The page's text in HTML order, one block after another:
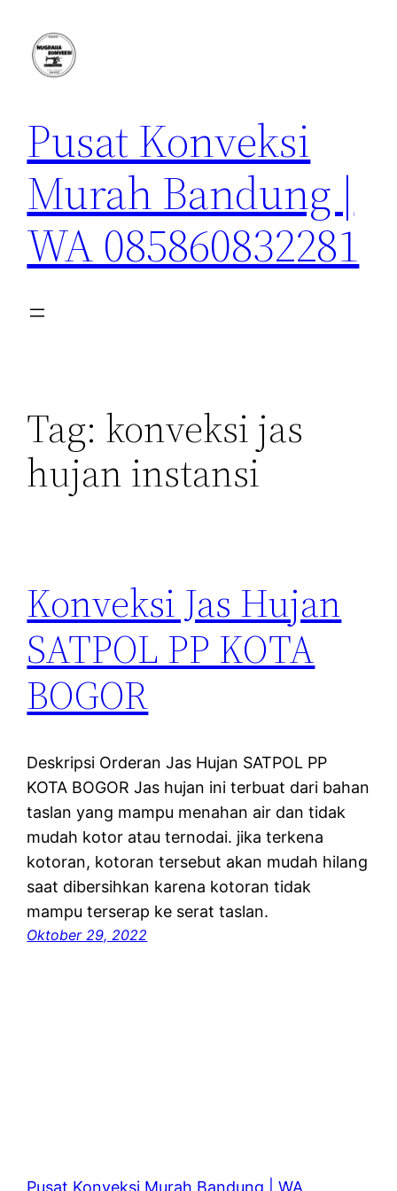
konten
Pusat Konveksi
Murah Bandung |
WA 085860832281
Tag: konveksi jas
hujan instansi
Konveksi Jas Hujan
SATPOL PP KOTA
BOGOR
Deskripsi Orderan Jas Hujan SATPOL PP
KOTA BOGOR Jas hujan ini terbuat dari bahan
taslan yang mampu menahan air dan tidak
mudah kotor atau ternodai. jika terkena
kotoran, kotoran tersebut akan mudah hilang
saat dibersihkan karena kotoran tidak
mampu terserap ke serat taslan.
Oktober 29, 2022
Pusat Konveksi Murah Bandung | WA